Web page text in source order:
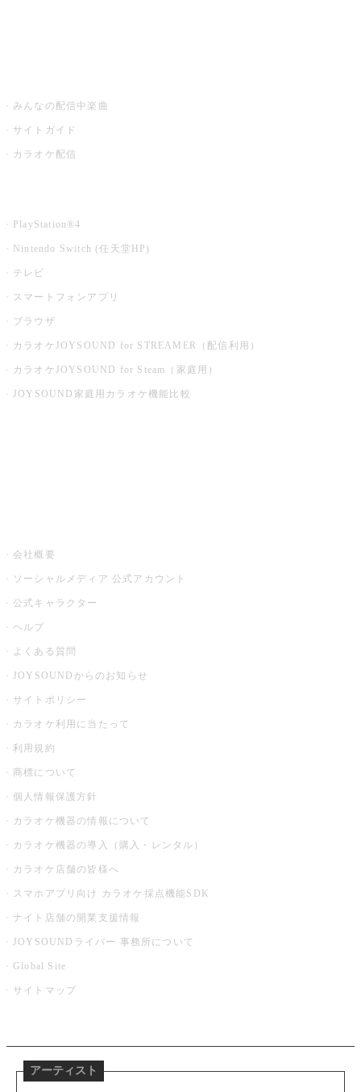
みんなの配信中楽曲
サイトガイド
カラオケ配信
PlayStation®4
Nintendo Switch (任天堂HP)
テレビ
スマートフォンアプリ
ブラウザ
カラオケJOYSOUND for STREAMER（配信利用）
カラオケJOYSOUND for Steam（家庭用）
JOYSOUND家庭用カラオケ機能比較
会社概要
ソーシャルメディア 公式アカウント
公式キャラクター
ヘルプ
よくある質問
JOYSOUNDからのお知らせ
サイトポリシー
カラオケ利用に当たって
利用規約
商標について
個人情報保護方針
カラオケ機器の情報について
カラオケ機器の導入（購入・レンタル）
カラオケ店舗の皆様へ
スマホアプリ向け カラオケ採点機能SDK
ナイト店舗の開業支援情報
JOYSOUNDライバー 事務所について
Global Site
サイトマップ
アーティスト